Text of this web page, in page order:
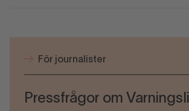
För journalister
Pressfrågor om